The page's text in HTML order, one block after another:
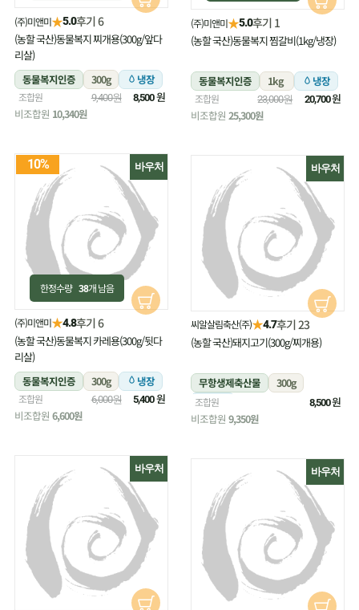
(주)미앤미★5.0후기 6
(농할 국산)동물복지 찌개용(300g/앞다
리살)
동물복지인증
300g 냉장
조합원 9,400원 8,500원
비조합원 10,340원
(주)미앤미★5.0후기 1
(농할 국산)동물복지 찜갈비(1kg/냉장)
동물복지인증 1kg 냉장
조합원 23,000원 20,700원
비조합원 25,300원
바우처
10%
한정수량 38개 남음
(주)미앤미★4.8후기 6
(농할 국산)동물복지 카레용(300g/뒷다
리살)
동물복지인증
300g 냉장
조합원 6,000원 5,400원
비조합원 6,600원
바우처
씨알살림축산(주)★4.7후기 23
(농할 국산)돼지고기(300g/찌개용)
무항생제축산물
300g
냉장
조합원 8,500원
비조합원 9,350원
바우처 바우처